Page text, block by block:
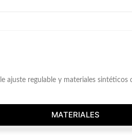
regulable y materiales
MATERIALES